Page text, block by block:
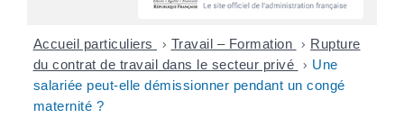
Accueil particuliers > Travail – Formation > Rupture
du contrat de travail dans le secteur privé > Une
salariée peut-elle démissionner pendant un congé
maternité ?